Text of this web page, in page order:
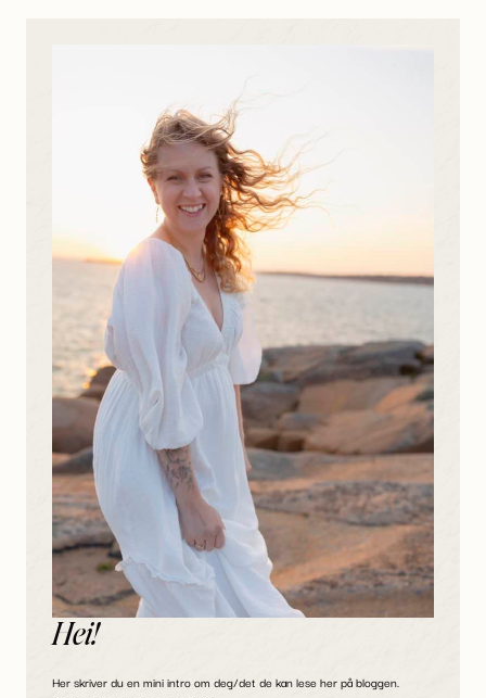
Hei!
Her skriver du en mini intro om deg/det de kan lese her på bloggen.